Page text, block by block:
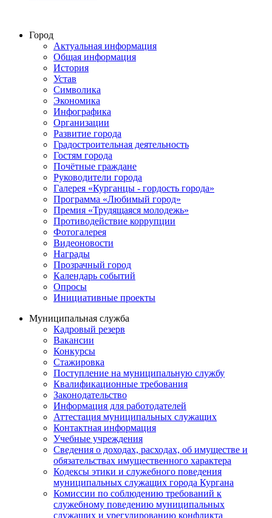
Город
Актуальная информация
Общая информация
История
Устав
Символика
Экономика
Инфографика
Организации
Развитие города
Градостроительная деятельность
Гостям города
Почётные граждане
Руководители города
Галерея «Курганцы - гордость города»
Программа «Любимый город»
Премия «Трудящаяся молодежь»
Противодействие коррупции
Фотогалерея
Видеоновости
Награды
Прозрачный город
Календарь событий
Опросы
Инициативные проекты
Муниципальная служба
Кадровый резерв
Вакансии
Конкурсы
Стажировка
Поступление на муниципальную службу
Квалификационные требования
Законодательство
Информация для работодателей
Аттестация муниципальных служащих
Контактная информация
Учебные учреждения
Сведения о доходах, расходах, об имуществе и
обязательствах имущественного характера
Кодексы этики и служебного поведения
муниципальных служащих города Кургана
Комиссии по соблюдению требований к
служебному поведению муниципальных
служащих и урегулированию конфликта